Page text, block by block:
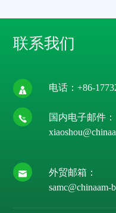
联系我们
电话：+86-
国内电子邮件：
外贸邮箱：
samc@chinaam-